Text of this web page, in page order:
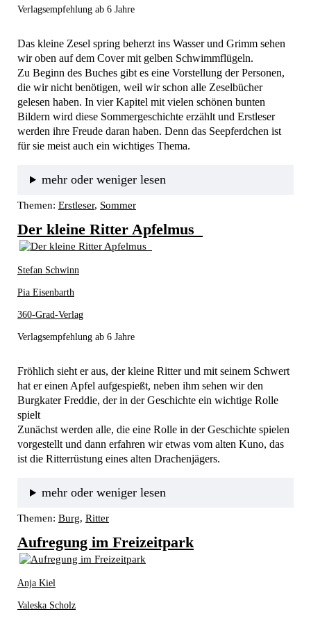
Verlagsempfehlung ab 6 Jahre
Das kleine Zesel spring beherzt ins Wasser und Grimm sehen
wir oben auf dem Cover mit gelben Schwimmflügeln.
Zu Beginn des Buches gibt es eine Vorstellung der Personen,
die wir nicht benötigen, weil wir schon alle Zeselbücher
gelesen haben. In vier Kapitel mit vielen schönen bunten
Bildern wird diese Sommergeschichte erzählt und Erstleser
werden ihre Freude daran haben. Denn das Seepferdchen ist
für sie meist auch ein wichtiges Thema.
mehr oder weniger lesen
Themen: Erstleser, Sommer
Der kleine Ritter Apfelmus
Stefan Schwinn
Pia Eisenbarth
360-Grad-Verlag
Verlagsempfehlung ab 6 Jahre
Fröhlich sieht er aus, der kleine Ritter und mit seinem Schwert
hat er einen Apfel aufgespießt, neben ihm sehen wir den
Burgkater Freddie, der in der Geschichte ein wichtige Rolle
spielt
Zunächst werden alle, die eine Rolle in der Geschichte spielen
vorgestellt und dann erfahren wir etwas vom alten Kuno, das
ist die Ritterrüstung eines alten Drachenjägers.
mehr oder weniger lesen
Themen: Burg, Ritter
Aufregung im Freizeitpark
Anja Kiel
Valeska Scholz